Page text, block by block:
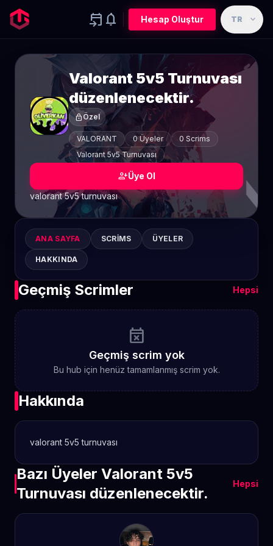
event_upcoming notifications Hesap Oluştur TR expand_more
Valorant 5v5 Turnuvası
düzenlenecektir.
lock Özel
VALORANT 0 Üyeler
0 Scrims
Valorant 5v5 Turnuvası
person_addÜye Ol
valorant 5v5 turnuvası
ANA SAYFA SCRIMS ÜYELER
HAKKINDA
Geçmiş Scrimler Hepsi
event_busy
Geçmiş scrim yok
Bu hub için henüz tamamlanmış scrim yok.
Hakkında
valorant 5v5 turnuvası
Bazı Üyeler Valorant 5v5
Turnuvası düzenlenecektir.
Hepsi